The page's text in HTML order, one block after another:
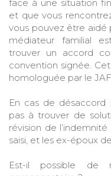
face à une situation
et que vous
vous pouvez être aidé
médiateur familial
trouver un accord
convention signée.
homologuée par le
En cas de désaccord
pas à trouver de
révision de
saisi, et les ex-époux
Est-il possible de